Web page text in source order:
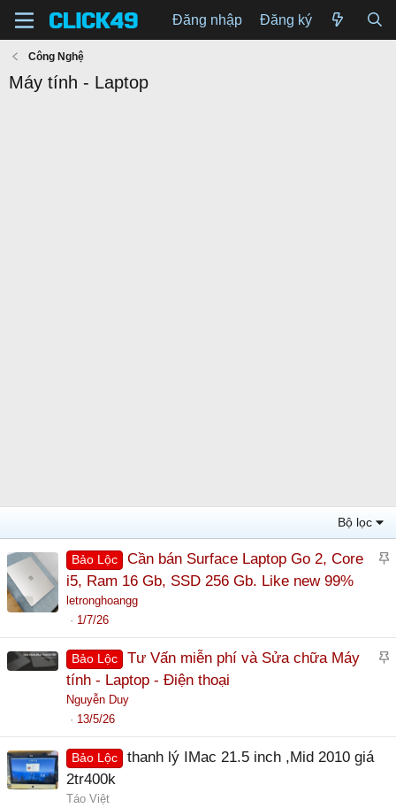
Đăng nhập Đăng ký
Công Nghệ
Máy tính - Laptop
Bộ lọc
ê
n
Bảo Lộc
Cần bán Surface Laptop Go 2, Core
i5, Ram 16 Gb, SSD 256 Gb. Like new 99%
letronghoangg
1/7/26
ê
Bảo Lộc
Tư Vấn miễn phí và Sửa chữa Máy
tính - Laptop - Điện thoại
Nguyễn Duy
13/5/26
Bảo Lộc
thanh lý IMac 21.5 inch ,Mid 2010 giá
2tr400k
Táo Việt